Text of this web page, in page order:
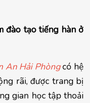
đào tạo tiếng hàn ở
An Hải Phòng có hệ
rãi, được trang bị
gian học tập thoải